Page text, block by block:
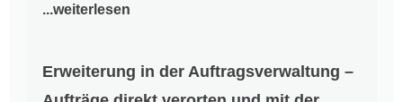
...weiterlesen
Erweiterung in der Auftragsverwaltung –